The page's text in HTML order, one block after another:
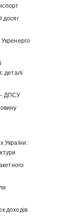
досяг
деталі
— ДПСУ
України:
доходів